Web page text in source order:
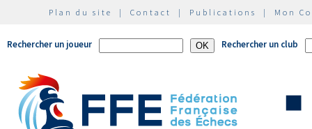
Plan du site | Contact | Publications | Mon
Rechercher un joueur Rechercher un club